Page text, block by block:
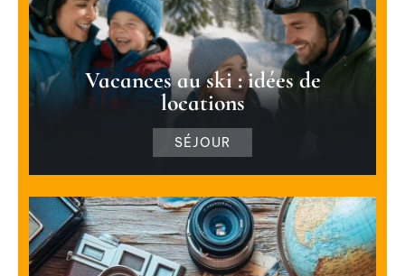
Vacances au ski : idées de
locations
SÉJOUR